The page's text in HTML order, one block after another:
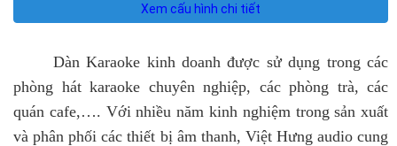
Xem cấu hình chi tiết
Dàn Karaoke kinh doanh được sử dụng trong các
phòng hát karaoke chuyên nghiệp, các phòng trà, các
quán cafe,…. Với nhiều năm kinh nghiệm trong sản xuất
và phân phối các thiết bị âm thanh, Việt Hưng audio cung